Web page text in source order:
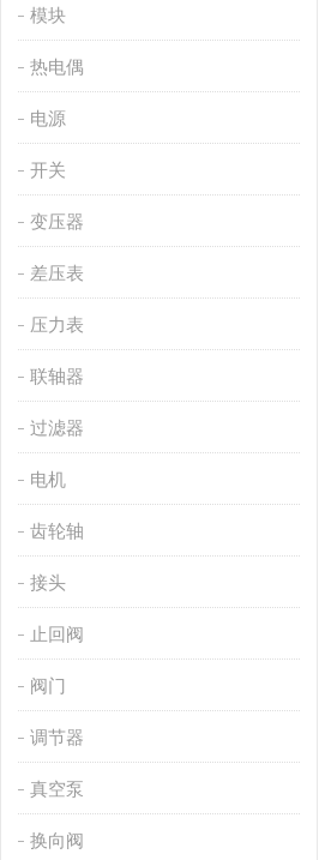
模块
热电偶
电源
开关
变压器
差压表
压力表
联轴器
过滤器
电机
齿轮轴
接头
止回阀
阀门
调节器
真空泵
换向阀